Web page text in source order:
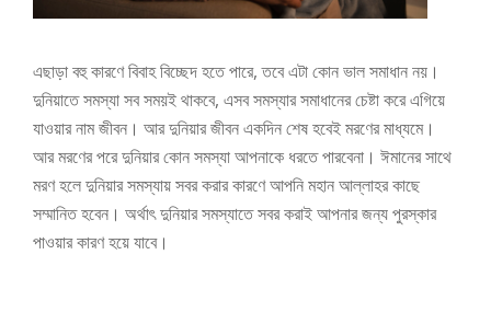
এছাড়া বহু কারণে বিবাহ বিচ্ছেদ হতে পারে, তবে এটা কোন ভাল সমাধান নয়।
দুনিয়াতে সমস্যা সব সময়ই থাকবে, এসব সমস্যার সমাধানের চেষ্টা করে এগিয়ে
যাওয়ার নাম জীবন। আর দুনিয়ার জীবন একদিন শেষ হবেই মরণের মাধ্যমে।
আর মরণের পরে দুনিয়ার কোন সমস্যা আপনাকে ধরতে পারবেনা। ঈমানের সাথে
মরণ হলে দুনিয়ার সমস্যায় সবর করার কারণে আপনি মহান আল্লাহর কাছে
সম্মানিত হবেন। অর্থাৎ দুনিয়ার সমস্যাতে সবর করাই আপনার জন্য পুরস্কার
পাওয়ার কারণ হয়ে যাবে।